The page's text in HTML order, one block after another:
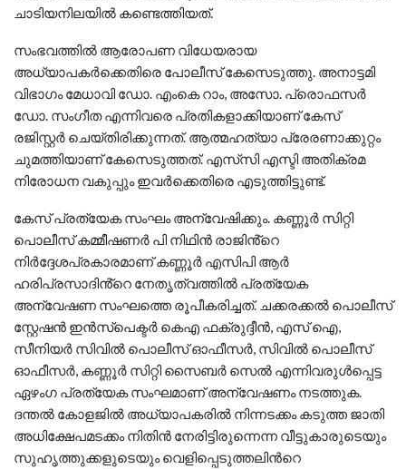
ചാടിയനിലയിൽ കണ്ടെത്തിയത്‌.
സംഭവത്തില്‍ ആരോപണ വിധേയരായ
അധ്യാപകർക്കെതിരെ പോലീസ് കേസെടുത്തു. അനാട്ടമി
വിഭാഗം മേധാവി ഡോ. എംകെ റാം, അസോ. പ്രൊഫസര്‍
ഡോ. സംഗീത എന്നിവരെ പ്രതികളാക്കിയാണ് കേസ്
രജിസ്റ്റർ ചെയ്തിരിക്കുന്നത്. ആത്മ​ഹത്യാ പ്രേരണാക്കുറ്റം
ചുമത്തിയാണ് കേസെടുത്തത്. എസ്‍സി എസ്ടി അതിക്രമ
നിരോധന വകുപ്പും ഇവർക്കെതിരെ എടുത്തിട്ടുണ്ട്.
കേസ് പ്രത്യേക സംഘം അന്വേഷിക്കും. കണ്ണൂർ സിറ്റി
പൊലീസ് കമ്മീഷണർ പി നിഥിൻ രാജിൻ്റെ
നിർദ്ദേശപ്രകാരമാണ് കണ്ണൂർ എസിപി ആർ
ഹരിപ്രസാദിൻ്റെ നേതൃത്വത്തിൽ പ്രത്യേക
അന്വേഷണ സംഘത്തെ രൂപീകരിച്ചത്. ചക്കരക്കൽ പൊലീസ്
സ്റ്റേഷൻ ഇൻസ്പെക്ടർ കെഎ ഫക്രുദ്ദീൻ, എസ് ഐ,
സീനിയർ സിവിൽ പൊലീസ് ഓഫീസർ, സിവിൽ പൊലീസ്
ഓഫീസർ, കണ്ണൂർ സിറ്റി സൈബർ സെൽ എന്നിവരുൾപ്പെട്ട
ഏഴംഗ പ്രത്യേക സംഘമാണ് അന്വേഷണം നടത്തുക.
ദന്തൽ കോളജിൽ അധ്യാപകരിൽ നിന്നടക്കം കടുത്ത ജാതി
അധിക്ഷേപമടക്കം നിതിൻ നേരിട്ടിരുന്നെന്ന വീട്ടുകാരുടെയും
സുഹൃത്തുക്കളുടെയും വെളിപ്പെടുത്തലിന്‍റെ